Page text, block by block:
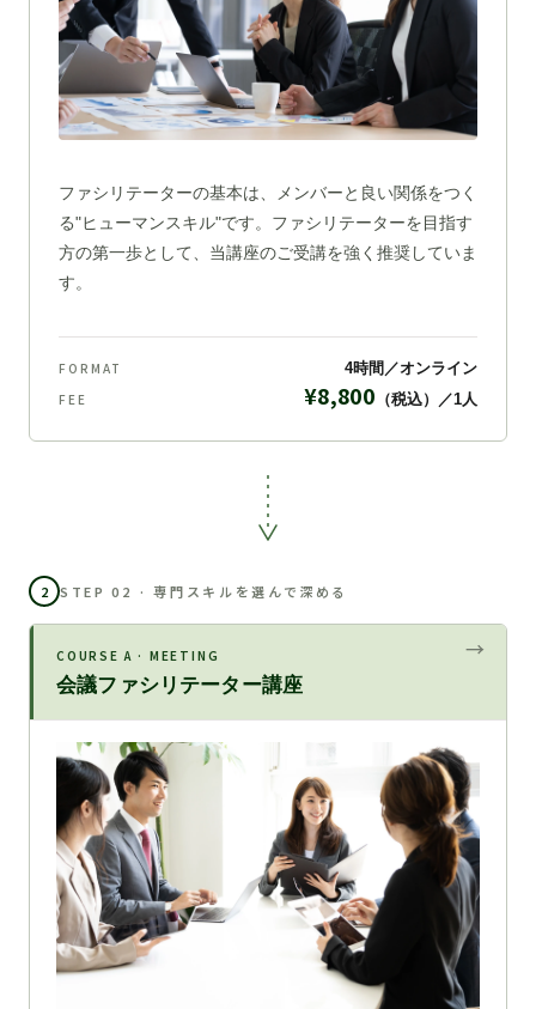
ファシリテーターの基本は、メンバーと良い関係をつく
る"ヒューマンスキル"です。ファシリテーターを目指す
方の第一歩として、当講座のご受講を強く推奨していま
す。
FORMAT
4時間／オンライン
FEE
¥8,800 （税込）／1人
2 STEP 02 · 専門スキルを選んで深める
COURSE A · MEETING
会議ファシリテーター講座